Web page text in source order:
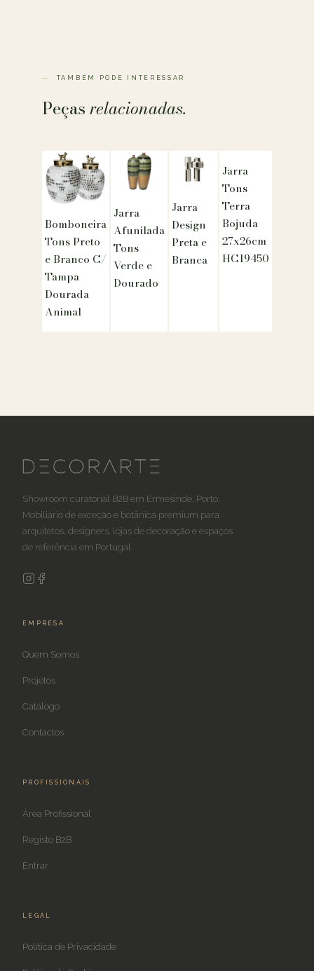
TAMBÉM PODE INTERESSAR
Peçasrelacionadas.
Bomboneira
Tons Preto
e Branco C/
Tampa
Dourada
Animal
Jarra
Afunilada
Tons
Verde e
Dourado
Jarra
Design
Preta e
Branca
Jarra
Tons
Terra
Bojuda
27x26cm
HC19450
Showroom curatorial B2B em Ermesinde, Porto.
Mobiliário de exceção e botânica premium para
arquitetos, designers, lojas de decoração e espaços
de referência em Portugal.
EMPRESA
Quem Somos
Projetos
Catálogo
Contactos
PROFISSIONAIS
Área Profissional
Registo B2B
Entrar
LEGAL
Política de Privacidade